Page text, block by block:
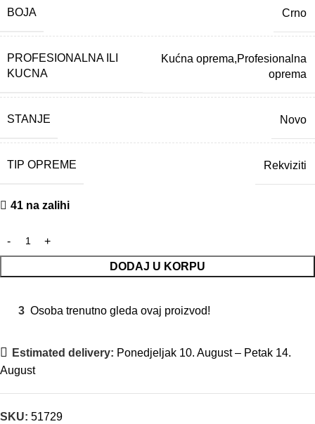
BOJA Crno
PROFESIONALNA ILI
KUCNA
Kućna oprema,Profesionalna
oprema
STANJE Novo
TIP OPREME Rekviziti
41 na zalihi
DODAJ U KORPU
3 Osoba trenutno gleda ovaj proizvod!
Estimated delivery: Ponedjeljak 10. August – Petak 14.
August
SKU: 51729